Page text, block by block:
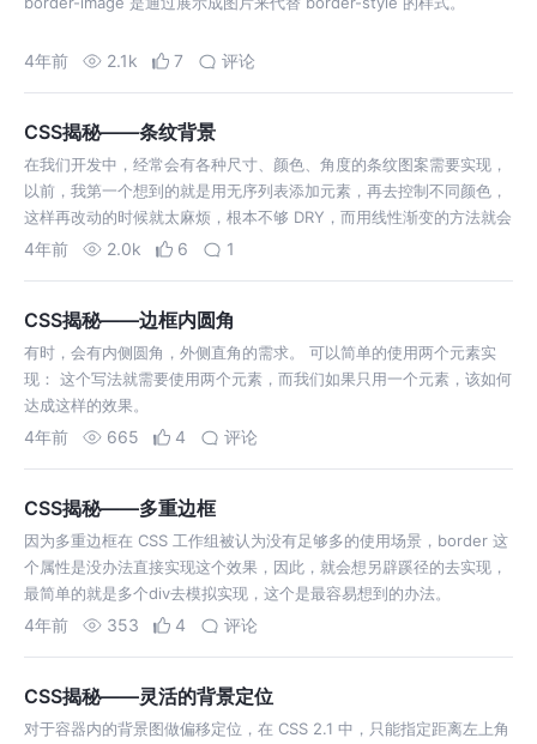
4年前 2.1k 7 评论
CSS揭秘——条纹背景
在我们开发中，经常会有各种尺寸、颜色、角度的条纹图案需要实现，
以前，我第一个想到的就是用无序列表添加元素，再去控制不同颜色，
这样再改动的时候就太麻烦，根本不够 DRY，而用线性渐变的方法就会
简单很多
4年前 2.0k 6 1
CSS揭秘——边框内圆角
有时，会有内侧圆角，外侧直角的需求。 可以简单的使用两个元素实
现： 这个写法就需要使用两个元素，而我们如果只用一个元素，该如何
达成这样的效果。
4年前 665 4 评论
CSS揭秘——多重边框
因为多重边框在 CSS 工作组被认为没有足够多的使用场景，border 这
个属性是没办法直接实现这个效果，因此，就会想另辟蹊径的去实现，
最简单的就是多个div去模拟实现，这个是最容易想到的办法。
4年前 353 4 评论
CSS揭秘——灵活的背景定位
对于容器内的背景图做偏移定位，在 CSS 2.1 中，只能指定距离左上角